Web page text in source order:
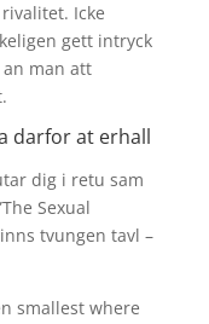
Icke
gett intryck
man att
darfor at erhall
dig i retu sam
Sexual
tvungen tavl –
smallest where